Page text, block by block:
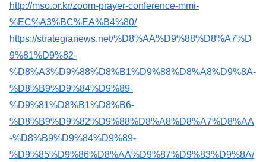
http://mso.or.kr/zoom-prayer-conference-mmi-
%EC%A3%BC%EA%B4%80/
https://strategianews.net/%D8%AA%D9%88%D8%A7%D
9%81%D9%82-
%D8%A3%D9%88%D8%B1%D9%88%D8%A8%D9%8A-
%D8%B9%D9%84%D9%89-
%D9%81%D8%B1%D8%B6-
%D8%B9%D9%82%D9%88%D8%A8%D8%A7%D8%AA
-%D8%B9%D9%84%D9%89-
%D9%85%D9%86%D8%AA%D9%87%D9%83%D9%8A/